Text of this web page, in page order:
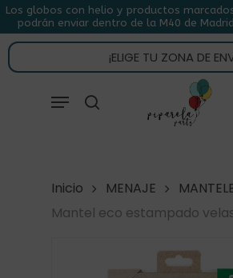
Skip
to
main
content
Los globos con helio y productos
podrán enviar dentro de la M40 de
¡ELIGE TU ZONA DE
Menu
CARRITO
Inicio MENAJE
Mantel eco estampado
Menu